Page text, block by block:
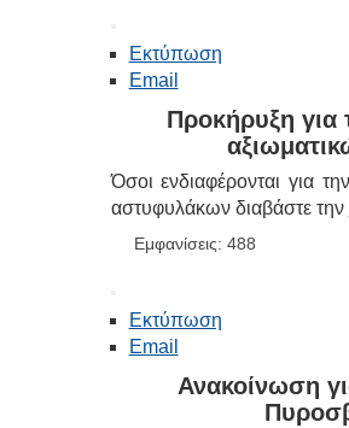
Εκτύπωση
Email
Προκήρυξη για
Όσοι ενδιαφέρονται για
αστυφυλάκων διαβάστε την
Εμφανίσεις: 488
Εκτύπωση
Email
Ανακοίνωση